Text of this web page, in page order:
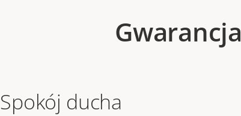
Gwarancja
Spokój ducha